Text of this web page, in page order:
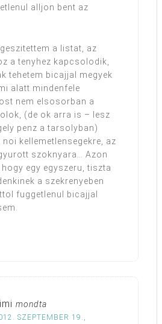
alljon bent az
a listat, az
a tenyhez kapcsolodik,
tehetem bicajjal megyek
alatt mindenfele
nem elsosorban a
(de ok arra is – lesz
penz a tarsolyban)
kellemetlensegekre, az
szoknyara… Azon
egy egyszeru, tiszta
a szekrenyeben
fuggetlenul bicajjal
mondta
SZEPTEMBER 19.,